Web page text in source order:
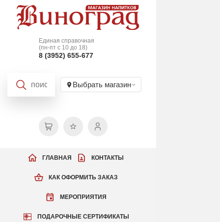
Единая справочная
(пн-пт с 10 до 18)
8 (3952) 655-677
Выбрать магазин
КАК ОФОРМИТЬ ЗАКАЗ
МЕРОПРИЯТИЯ
ПОДАРОЧНЫЕ СЕРТИФИКАТЫ
ГЛАВНАЯ КОНТАКТЫ